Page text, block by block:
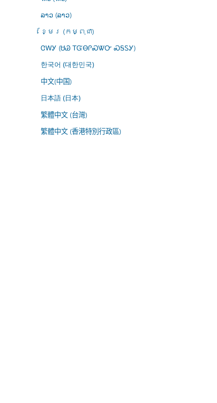
ລາວ (ລາວ)
ខ្មែរ (កម្ពុជា)
ᏣᎳᎩ (ᏌᏊ ᎢᏳᎾᎵᏍᏔᏅ ᏍᎦᏚᎩ)
한국어 (대한민국)
中文(中国)
日本語 (日本)
繁體中文 (台灣)
繁體中文 (香港特別行政區)